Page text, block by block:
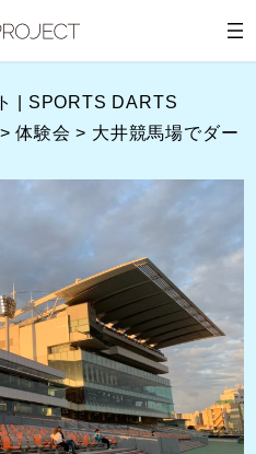
| SPORTS DARTS
>体験会 > 大井競馬場でダー